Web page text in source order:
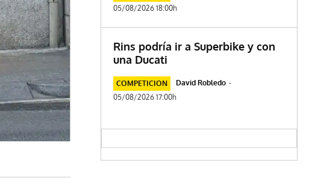
05/08/2026 18:00h
Rins podría ir a Superbike y con
una Ducati
COMPETICION David Robledo -
05/08/2026 17:00h